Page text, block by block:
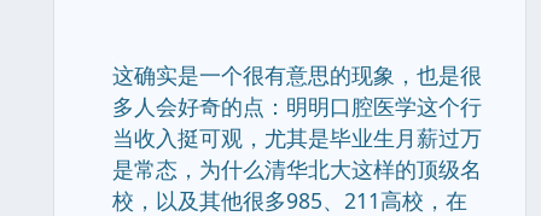
这确实是一个很有意思的现象，也是很
多人会好奇的点：明明口腔医学这个行
当收入挺可观，尤其是毕业生月薪过万
是常态，为什么清华北大这样的顶级名
校，以及其他很多985、211高校，在